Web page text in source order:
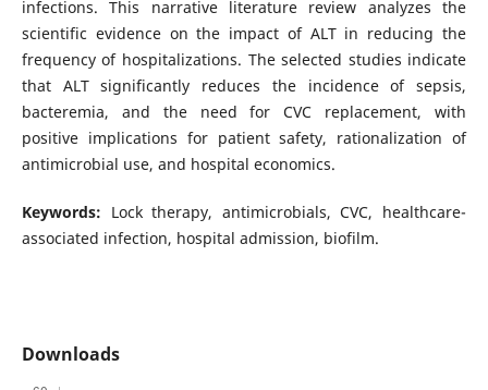
infections. This narrative literature review analyzes the
scientific evidence on the impact of ALT in reducing the
frequency of hospitalizations. The selected studies indicate
that ALT significantly reduces the incidence of sepsis,
bacteremia, and the need for CVC replacement, with
positive implications for patient safety, rationalization of
antimicrobial use, and hospital economics.
Keywords: Lock therapy, antimicrobials, CVC, healthcare-
associated infection, hospital admission, biofilm.
Downloads